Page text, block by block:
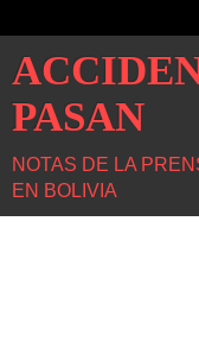
PASAN
NOTAS DE LA
EN BOLIVIA